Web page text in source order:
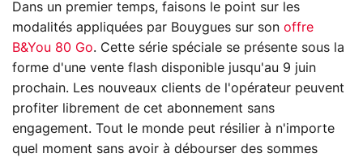
Dans un premier temps, faisons le point sur les
modalités appliquées par Bouygues sur son offre
B&You 80 Go. Cette série spéciale se présente sous la
forme d'une vente flash disponible jusqu'au 9 juin
prochain. Les nouveaux clients de l'opérateur peuvent
profiter librement de cet abonnement sans
engagement. Tout le monde peut résilier à n'importe
quel moment sans avoir à débourser des sommes